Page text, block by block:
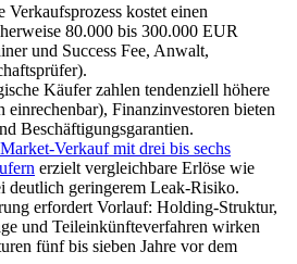
Verkaufsprozess kostet einen
80.000 bis 300.000 EUR
und Success Fee, Anwalt,
Käufer zahlen tendenziell höhere
Finanzinvestoren bieten
Beschäftigungsgarantien.
Verkauf mit drei bis sechs
erzielt vergleichbare Erlöse wie
deutlich geringerem Leak-Risiko.
erfordert Vorlauf: Holding-Struktur,
und Teileinkünfteverfahren wirken
fünf bis sieben Jahre vor dem